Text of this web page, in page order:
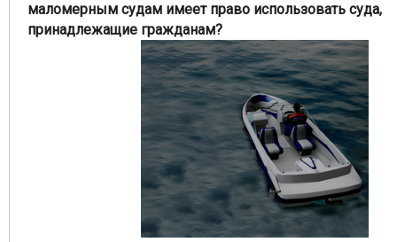
маломерным судам имеет право использовать суда,
принадлежащие гражданам?